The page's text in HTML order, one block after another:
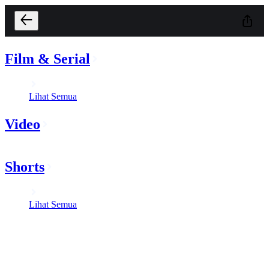
Film & Serial
Lihat Semua
Video
Shorts
Lihat Semua